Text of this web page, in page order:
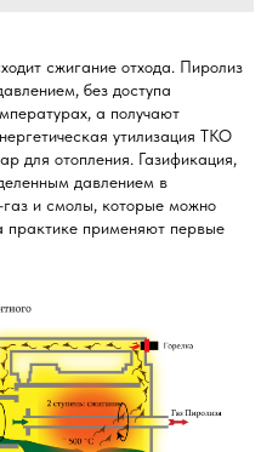
сжигание отхода. Пиролиз
без доступа
а получают
утилизация ТКО
для отопления. Газификация,
давлением в
газ и смолы, которые можно
практике применяют первые